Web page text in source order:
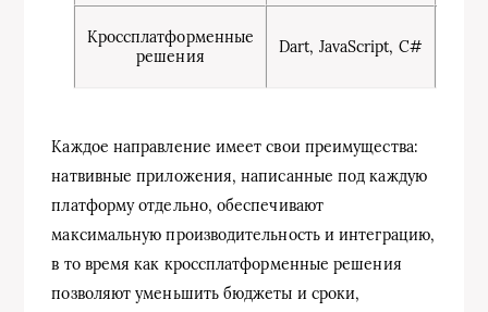
Кроссплатформенные
решения
Dart, JavaScript, C#
Каждое направление имеет свои преимущества:
натвивные приложения, написанные под каждую
платформу отдельно, обеспечивают
максимальную производительность и интеграцию,
в то время как кроссплатформенные решения
позволяют уменьшить бюджеты и сроки,